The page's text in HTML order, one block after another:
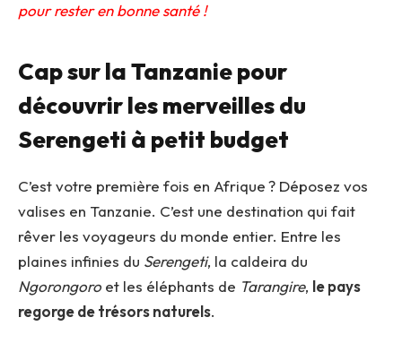
pour rester en bonne santé !
Cap sur la Tanzanie pour
découvrir les merveilles du
Serengeti à petit budget
C’est votre première fois en Afrique ? Déposez vos
valises en Tanzanie. C’est une destination qui fait
rêver les voyageurs du monde entier. Entre les
plaines infinies du Serengeti, la caldeira du
Ngorongoro et les éléphants de Tarangire, le pays
regorge de trésors naturels.